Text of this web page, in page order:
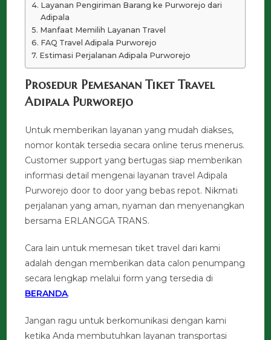
Layanan Pengiriman Barang ke Purworejo dari
Adipala
Manfaat Memilih Layanan Travel
FAQ Travel Adipala Purworejo
Estimasi Perjalanan Adipala Purworejo
Prosedur Pemesanan Tiket Travel
Adipala Purworejo
Untuk memberikan layanan yang mudah diakses,
nomor kontak tersedia secara online terus menerus.
Customer support yang bertugas siap memberikan
informasi detail mengenai layanan travel Adipala
Purworejo door to door yang bebas repot. Nikmati
perjalanan yang aman, nyaman dan menyenangkan
bersama ERLANGGA TRANS.
Cara lain untuk memesan tiket travel dari kami
adalah dengan memberikan data calon penumpang
secara lengkap melalui form yang tersedia di
BERANDA.
Jangan ragu untuk berkomunikasi dengan kami
ketika Anda membutuhkan layanan transportasi